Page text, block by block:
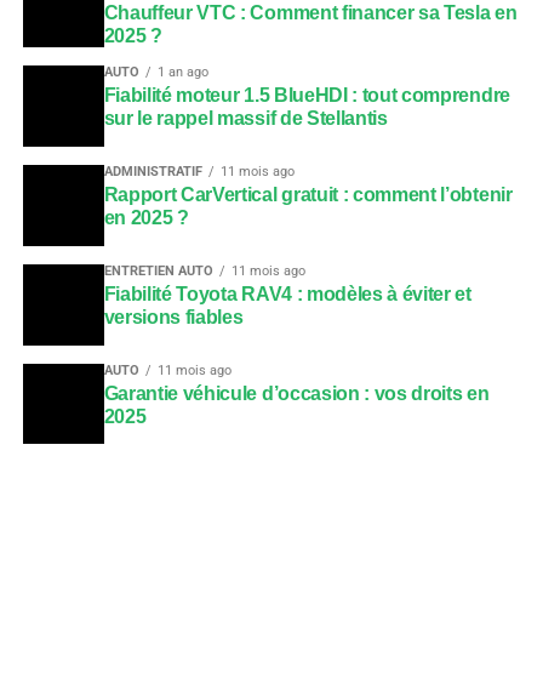
Chauffeur VTC : Comment financer sa Tesla en
2025 ?
AUTO 1 an ago
Fiabilité moteur 1.5 BlueHDI : tout comprendre
sur le rappel massif de Stellantis
ADMINISTRATIF 11 mois ago
Rapport CarVertical gratuit : comment l’obtenir
en 2025 ?
ENTRETIEN AUTO 11 mois ago
Fiabilité Toyota RAV4 : modèles à éviter et
versions fiables
AUTO 11 mois ago
Garantie véhicule d’occasion : vos droits en
2025